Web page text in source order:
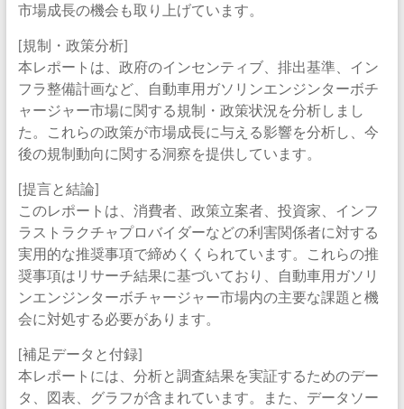
市場成長の機会も取り上げています。
[規制・政策分析]
本レポートは、政府のインセンティブ、排出基準、イン
フラ整備計画など、自動車用ガソリンエンジンターボチ
ャージャー市場に関する規制・政策状況を分析しまし
た。これらの政策が市場成長に与える影響を分析し、今
後の規制動向に関する洞察を提供しています。
[提言と結論]
このレポートは、消費者、政策立案者、投資家、インフ
ラストラクチャプロバイダーなどの利害関係者に対する
実用的な推奨事項で締めくくられています。これらの推
奨事項はリサーチ結果に基づいており、自動車用ガソリ
ンエンジンターボチャージャー市場内の主要な課題と機
会に対処する必要があります。
[補足データと付録]
本レポートには、分析と調査結果を実証するためのデー
タ、図表、グラフが含まれています。また、データソー